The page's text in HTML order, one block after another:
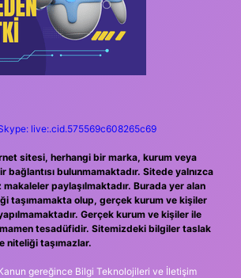
live:.cid.575569c608265c69
sitesi, herhangi bir marka, kurum veya
bağlantısı bulunmamaktadır. Sitede yalnızca
makaleler paylaşılmaktadır. Burada yer alan
taşımamakta olup, gerçek kurum ve kişiler
Gerçek kurum ve kişiler ile
tesadüfidir. Sitemizdeki bilgiler taslak
niteliği taşımazlar.
gereğince Bilgi Teknolojileri ve İletişim